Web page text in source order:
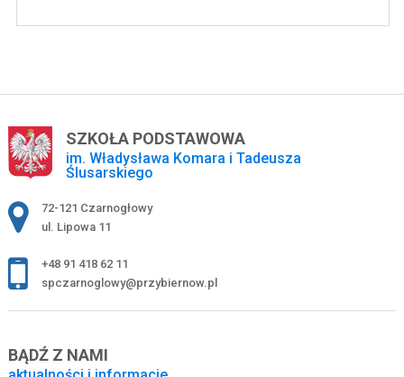
SZKOŁA PODSTAWOWA
im. Władysława Komara i Tadeusza
Ślusarskiego
Adres pocztowy:
72-121 Czarnogłowy
ul. Lipowa 11
+48 91 418 62 11
spczarnoglowy@przybiernow.pl
BĄDŹ Z NAMI